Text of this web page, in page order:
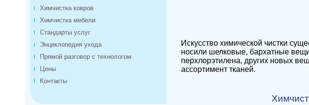
Химчистка ковров
Химчистка мебели
Стандарты услуг
Энциклопедия ухода
Прямой разговор с технологом
Цены
Контакты
Искусство химической чистки
носили шелковые, бархатные
перхлорэтилена, других новых
ассортимент тканей.